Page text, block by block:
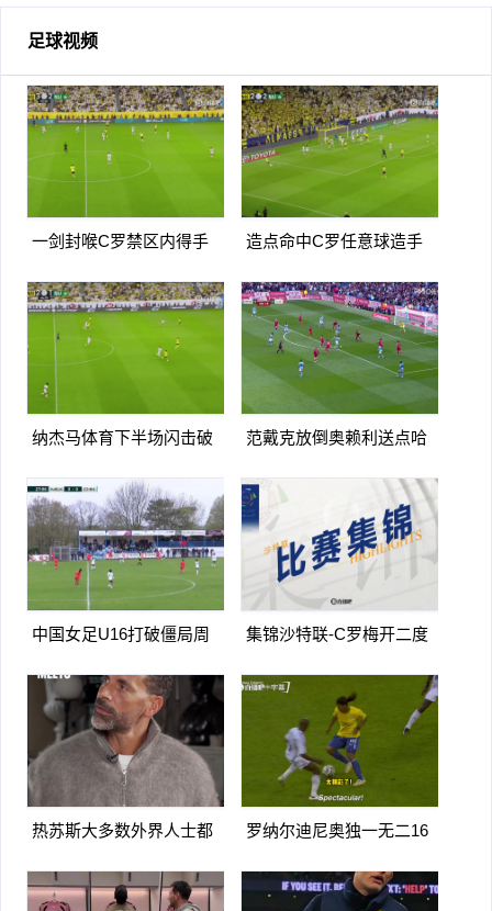
足球视频
一剑封喉C罗禁区内得手
967球
造点命中C罗任意球造手
球
纳杰马体育下半场闪击破
手
范戴克放倒奥赖利送点哈
浦
中国女足U16打破僵局周
角破门
集锦沙特联-C罗梅开二度
热苏斯大多数外界人士都
罗纳尔迪尼奥独一无二16
时刻